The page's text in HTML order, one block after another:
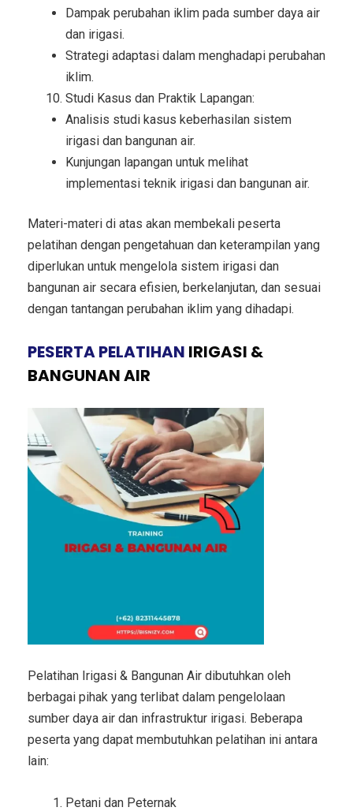
Dampak perubahan iklim pada sumber daya air
dan irigasi.
Strategi adaptasi dalam menghadapi perubahan
iklim.
Studi Kasus dan Praktik Lapangan:
Analisis studi kasus keberhasilan sistem
irigasi dan bangunan air.
Kunjungan lapangan untuk melihat
implementasi teknik irigasi dan bangunan air.
Materi-materi di atas akan membekali peserta
pelatihan dengan pengetahuan dan keterampilan yang
diperlukan untuk mengelola sistem irigasi dan
bangunan air secara efisien, berkelanjutan, dan sesuai
dengan tantangan perubahan iklim yang dihadapi.
PESERTA PELATIHAN IRIGASI &
BANGUNAN AIR
Pelatihan Irigasi & Bangunan Air dibutuhkan oleh
berbagai pihak yang terlibat dalam pengelolaan
sumber daya air dan infrastruktur irigasi. Beberapa
peserta yang dapat membutuhkan pelatihan ini antara
lain:
Petani dan Peternak